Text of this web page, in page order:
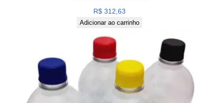
R$ 312,63
Adicionar ao carrinho